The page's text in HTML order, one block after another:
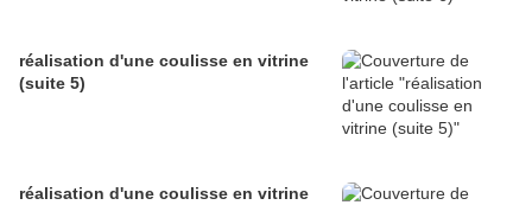
réalisation d'une coulisse en vitrine
(suite 5)
réalisation d'une coulisse en vitrine